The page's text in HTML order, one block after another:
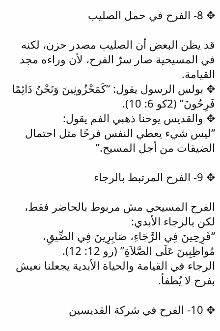
✥ 8- الفرح في حمل الصليب
قد يظن البعض أن الصليب مصدر حزن، لكنه
في المسيحية صار سرّ الفرح، لأن وراءه مجد
القيامة.
✥ بولس الرسول يقول: “كَمَحْزُونِينَ وَنَحْنُ دَائِمًا
فَرِحُونَ” (2كو 6: 10).
✥ والقديس يوحنا ذهبي الفم يقول:
“ليس شيء يعطي النفس فرحًا مثل احتمال
الضيقات من أجل المسيح.”
✥ 9- الفرح المرتبط بالرجاء
الفرح المسيحي مش مربوط بالحاضر فقط،
لكن بالرجاء الأبدي:
“فَرِحِينَ فِي الرَّجَاءِ، صَابِرِينَ فِي الضِّيقِ،
مُواظِبِينَ عَلَى الصَّلاَةِ” (رو 12: 12).
الرجاء في القيامة والحياة الأبدية يجعلنا نعيش
بفرح لا يُطفأ.
✥ 10- الفرح في شركة القديسين